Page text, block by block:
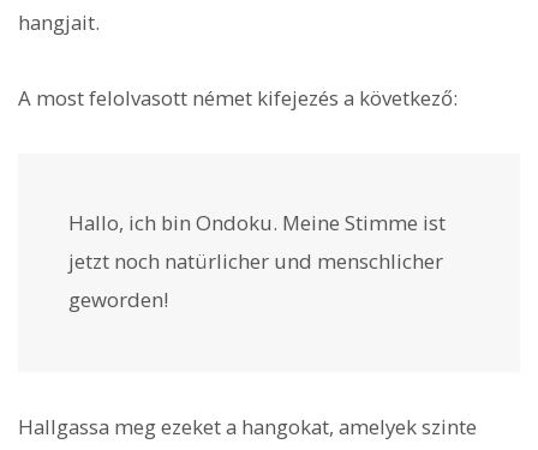
hangjait.
A most felolvasott német kifejezés a következő:
Hallo, ich bin Ondoku. Meine Stimme ist
jetzt noch natürlicher und menschlicher
geworden!
Hallgassa meg ezeket a hangokat, amelyek szinte